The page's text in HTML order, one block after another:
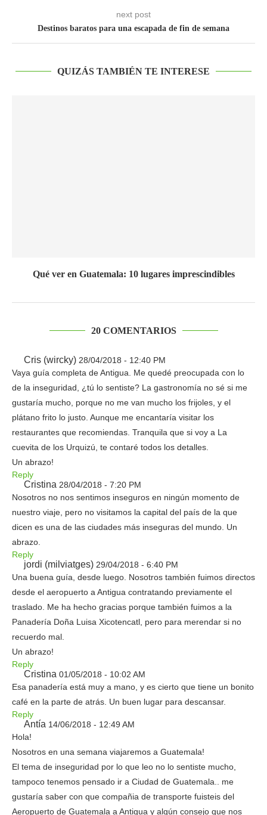
next post
Destinos baratos para una escapada de fin de semana
QUIZÁS TAMBIÉN TE INTERESE
Qué ver en Guatemala: 10 lugares imprescindibles
20 COMENTARIOS
Cris (wircky) 28/04/2018 - 12:40 PM
Vaya guía completa de Antigua. Me quedé preocupada con lo
de la inseguridad, ¿tú lo sentiste? La gastronomía no sé si me
gustaría mucho, porque no me van mucho los frijoles, y el
plátano frito lo justo. Aunque me encantaría visitar los
restaurantes que recomiendas. Tranquila que si voy a La
cuevita de los Urquizú, te contaré todos los detalles.
Un abrazo!
Reply
Cristina 28/04/2018 - 7:20 PM
Nosotros no nos sentimos inseguros en ningún momento de
nuestro viaje, pero no visitamos la capital del país de la que
dicen es una de las ciudades más inseguras del mundo. Un
abrazo.
Reply
jordi (milviatges) 29/04/2018 - 6:40 PM
Una buena guía, desde luego. Nosotros también fuimos directos
desde el aeropuerto a Antigua contratando previamente el
traslado. Me ha hecho gracias porque también fuimos a la
Panadería Doña Luisa Xicotencatl, pero para merendar si no
recuerdo mal.
Un abrazo!
Reply
Cristina 01/05/2018 - 10:02 AM
Esa panadería está muy a mano, y es cierto que tiene un bonito
café en la parte de atrás. Un buen lugar para descansar.
Reply
Antía 14/06/2018 - 12:49 AM
Hola!
Nosotros en una semana viajaremos a Guatemala!
El tema de inseguridad por lo que leo no lo sentiste mucho,
tampoco tenemos pensado ir a Ciudad de Guatemala.. me
gustaría saber con que compañia de transporte fuisteis del
Aeropuerto de Guatemala a Antigua y algún consejo que nos